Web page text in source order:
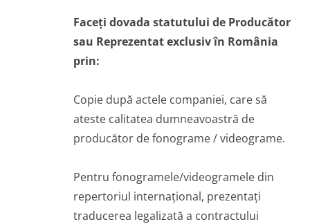
Faceți dovada statutului de Producător
sau Reprezentat exclusiv în România
prin:
Copie după actele companiei, care să
ateste calitatea dumneavoastră de
producător de fonograme / videograme.
Pentru fonogramele/videogramele din
repertoriul internațional, prezentați
traducerea legalizată a contractului